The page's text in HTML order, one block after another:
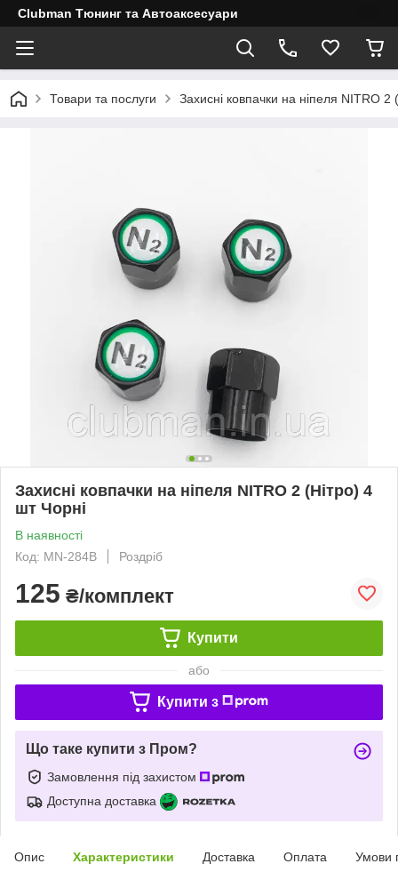
Clubman Тюнинг та Автоаксесуари
Товари та послуги Захисні ковпачки на ніпеля NITRO 2
Захисні ковпачки на ніпеля NITRO 2 (Нітро) 4
шт Чорні
В наявності
Код: MN-284B
Роздріб
125 ₴/комплект
Купити
або
Купити з
Що таке купити з Пром?
Замовлення під захистом
Доступна доставка
Опис Характеристики Доставка Оплата Умови